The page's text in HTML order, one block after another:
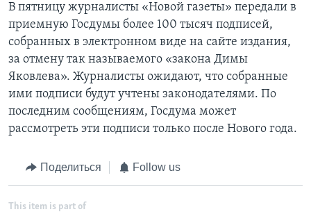
В пятницу журналисты «Новой газеты» передали в
приемную Госдумы более 100 тысяч подписей,
собранных в электронном виде на сайте издания,
за отмену так называемого «закона Димы
Яковлева». Журналисты ожидают, что собранные
ими подписи будут учтены законодателями. По
последним сообщениям, Госдума может
рассмотреть эти подписи только после Нового года.
Поделиться Follow us
This item is part of